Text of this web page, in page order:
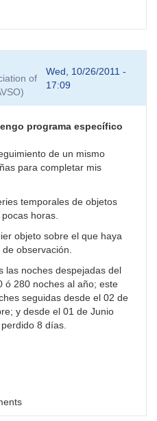
of
Wed, 10/26/2011 -
17:09
programa específico
de un mismo
para completar mis
temporales de objetos
horas.
objeto sobre el que haya
observación.
las noches despejadas del
ó 280 noches al año; este
seguidas desde el 02 de
y desde el 01 de Junio
8 días.